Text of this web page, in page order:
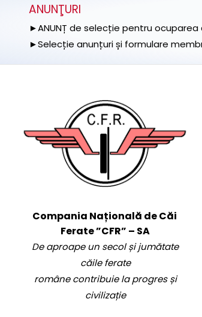
ANUNŢURI
►ANUNȚ de selecție pentru ocuparea
►Selecție anunțuri și formulare
Compania Națională de Căi
Ferate ”CFR” – SA
De aproape un secol și jumătate
căile ferate
române contribuie la progres și
civilizație